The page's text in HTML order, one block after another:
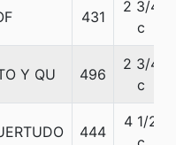
431
2 3/4
c
Y QU 496
2 3/4
c
444
4 1/2